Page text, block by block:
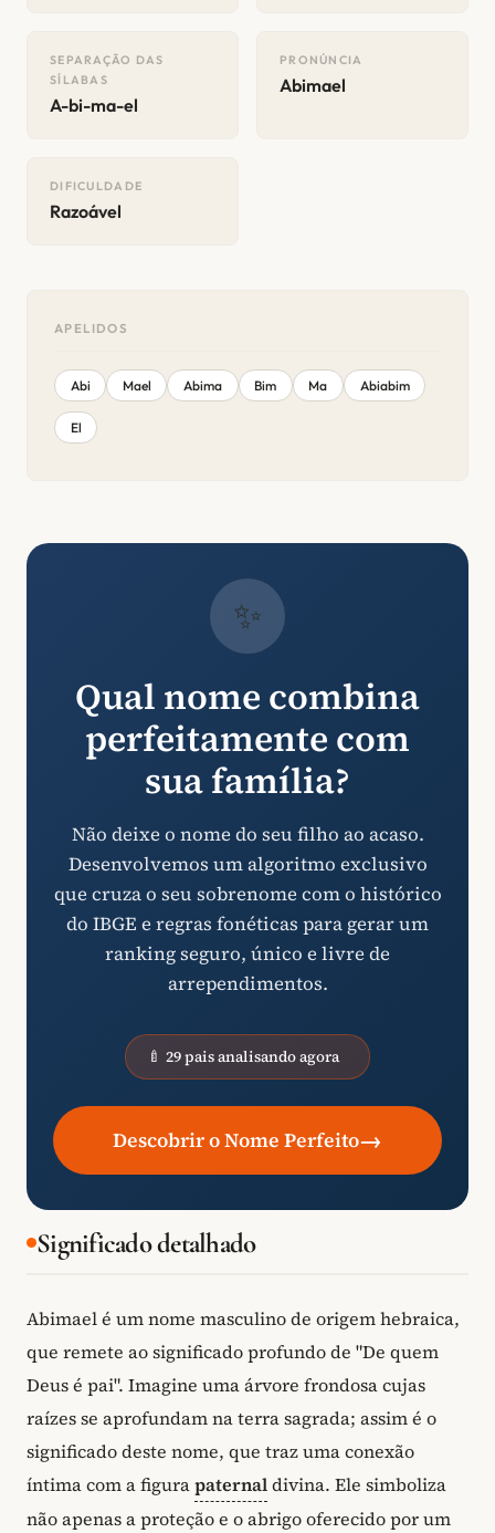
SEPARAÇÃO DAS
SÍLABAS
A-bi-ma-el
PRONÚNCIA
Abimael
DIFICULDADE
Razoável
APELIDOS
Abi Mael Abima Bim Ma Abiabim
El
✨
Qual nome combina
perfeitamente com
sua família?
Não deixe o nome do seu filho ao acaso.
Desenvolvemos um algoritmo exclusivo
que cruza o seu sobrenome com o histórico
do IBGE e regras fonéticas para gerar um
ranking seguro, único e livre de
arrependimentos.
🍼 29 pais analisando agora
Descobrir o Nome Perfeito→
Significado detalhado
Abimael é um nome masculino de origem hebraica,
que remete ao significado profundo de "De quem
Deus é pai". Imagine uma árvore frondosa cujas
raízes se aprofundam na terra sagrada; assim é o
significado deste nome, que traz uma conexão
íntima com a figurapaternaldivina. Ele simboliza
não apenas a proteção e o abrigo oferecido por um